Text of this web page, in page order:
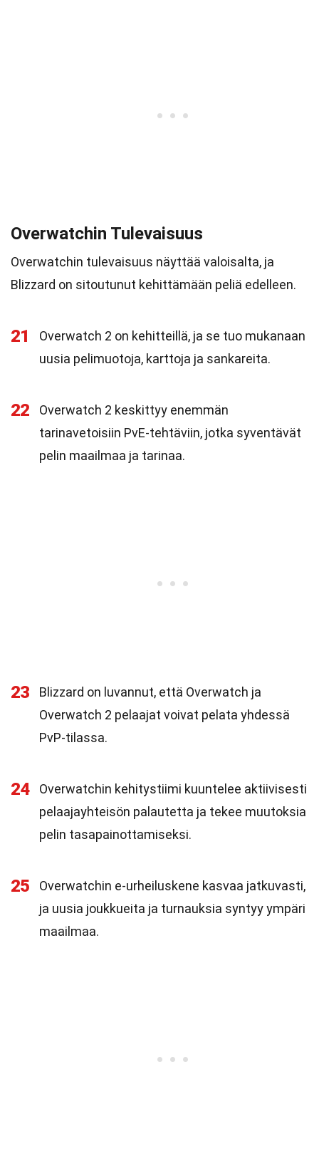
Overwatchin Tulevaisuus
Overwatchin tulevaisuus näyttää valoisalta, ja
Blizzard on sitoutunut kehittämään peliä edelleen.
21
Overwatch 2 on kehitteillä, ja se tuo mukanaan
uusia pelimuotoja, karttoja ja sankareita.
22
Overwatch 2 keskittyy enemmän
tarinavetoisiin PvE-tehtäviin, jotka syventävät
pelin maailmaa ja tarinaa.
23
Blizzard on luvannut, että Overwatch ja
Overwatch 2 pelaajat voivat pelata yhdessä
PvP-tilassa.
24
Overwatchin kehitystiimi kuuntelee aktiivisesti
pelaajayhteisön palautetta ja tekee muutoksia
pelin tasapainottamiseksi.
25
Overwatchin e-urheiluskene kasvaa jatkuvasti,
ja uusia joukkueita ja turnauksia syntyy ympäri
maailmaa.